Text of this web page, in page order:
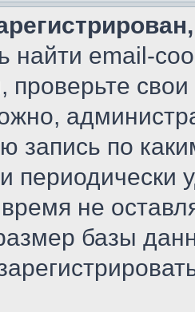
найти email-
проверьте
запись по
периодически
не
базы